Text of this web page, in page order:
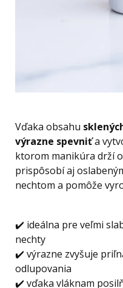
Vďaka obsahu
výrazne spevniťa
ktorom manikúra drží
prispôsobí aj
nechtom a pomôže
✔️ ideálna pre veľmi
nechty
✔️ výrazne zvyšuje
odlupovania
✔️ vďaka vláknam